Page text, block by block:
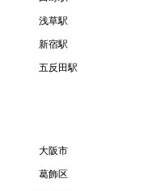
浅草駅
新宿駅
五反田駅
大阪市
葛飾区